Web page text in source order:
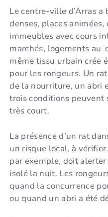
Le centre-ville d’Arras a
denses, places animées,
immeubles avec cours
marchés, logements au-
même tissu urbain crée
pour les rongeurs. Un
de la nourriture, un abri
trois conditions peuvent
très court.
La présence d’un rat
un risque local, à
par exemple, doit
isolé la nuit. Les
quand la concurrence
ou quand un abri a été